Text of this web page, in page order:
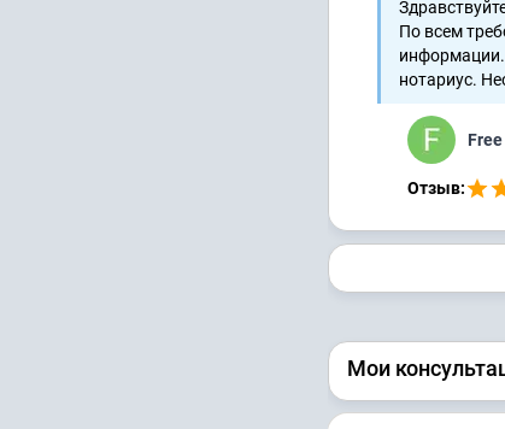
По всем
информации.
нотариус.
Free
Отзыв:
Мои